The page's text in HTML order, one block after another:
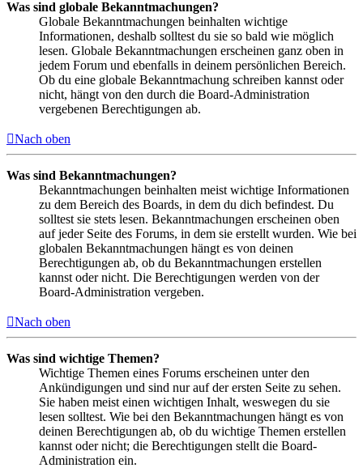
Was sind globale Bekanntmachungen?
Globale Bekanntmachungen beinhalten wichtige
Informationen, deshalb solltest du sie so bald wie möglich
lesen. Globale Bekanntmachungen erscheinen ganz oben in
jedem Forum und ebenfalls in deinem persönlichen Bereich.
Ob du eine globale Bekanntmachung schreiben kannst oder
nicht, hängt von den durch die Board-Administration
vergebenen Berechtigungen ab.
Nach oben
Was sind Bekanntmachungen?
Bekanntmachungen beinhalten meist wichtige Informationen
zu dem Bereich des Boards, in dem du dich befindest. Du
solltest sie stets lesen. Bekanntmachungen erscheinen oben
auf jeder Seite des Forums, in dem sie erstellt wurden. Wie bei
globalen Bekanntmachungen hängt es von deinen
Berechtigungen ab, ob du Bekanntmachungen erstellen
kannst oder nicht. Die Berechtigungen werden von der
Board-Administration vergeben.
Nach oben
Was sind wichtige Themen?
Wichtige Themen eines Forums erscheinen unter den
Ankündigungen und sind nur auf der ersten Seite zu sehen.
Sie haben meist einen wichtigen Inhalt, weswegen du sie
lesen solltest. Wie bei den Bekanntmachungen hängt es von
deinen Berechtigungen ab, ob du wichtige Themen erstellen
kannst oder nicht; die Berechtigungen stellt die Board-
Administration ein.